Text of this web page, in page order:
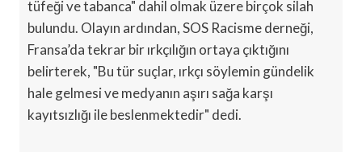
tüfeği ve tabanca" dahil olmak üzere birçok silah
bulundu. Olayın ardından, SOS Racisme derneği,
Fransa’da tekrar bir ırkçılığın ortaya çıktığını
belirterek, "Bu tür suçlar, ırkçı söylemin gündelik
hale gelmesi ve medyanın aşırı sağa karşı
kayıtsızlığı ile beslenmektedir" dedi.